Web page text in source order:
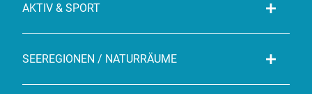
AKTIV & SPORT
SEEREGIONEN / NATURRÄUME